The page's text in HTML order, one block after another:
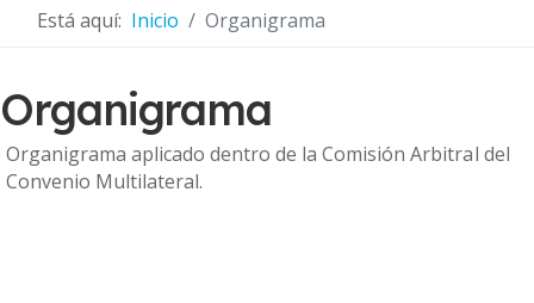
Está aquí: Inicio Organigrama
Organigrama
Organigrama aplicado dentro de la Comisión Arbitral del
Convenio Multilateral.